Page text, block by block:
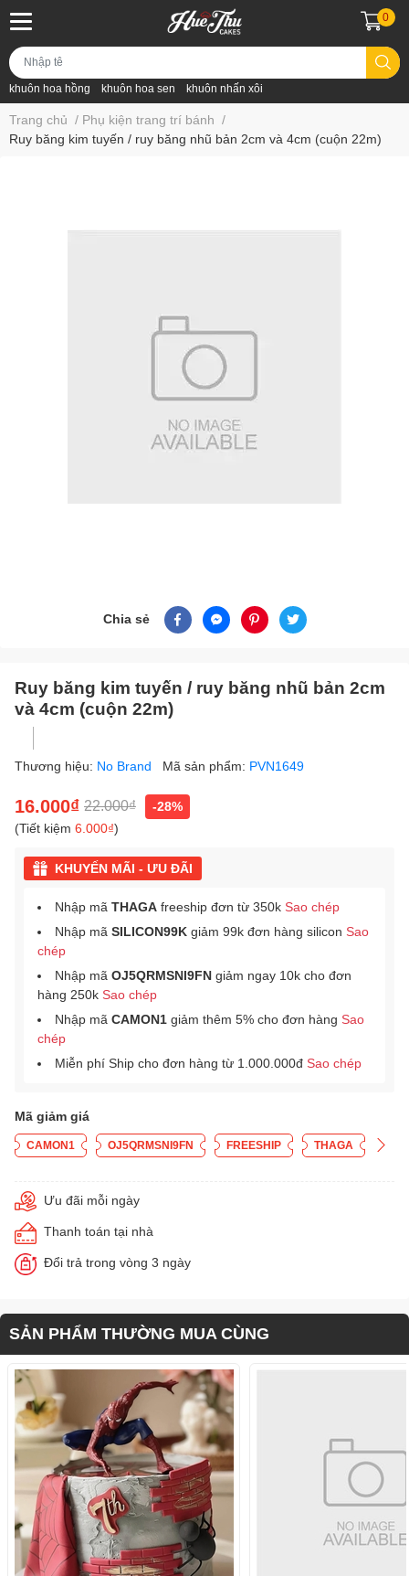
khuôn hoa hồng khuôn hoa sen khuôn nhấn xôi
0
Trang chủ / Phụ kiện trang trí bánh /
Ruy băng kim tuyến / ruy băng nhũ bản 2cm và 4cm (cuộn 22m)
Chia sẻ
Ruy băng kim tuyến / ruy băng nhũ bản 2cm
và 4cm (cuộn 22m)
Thương hiệu: No Brand Mã sản phẩm: PVN1649
16.000₫ 22.000₫
-28%
(Tiết kiệm 6.000₫)
KHUYẾN MÃI - ƯU ĐÃI
Nhập mã THAGA freeship đơn từ 350k Sao chép
Nhập mã SILICON99K giảm 99k đơn hàng silicon Sao
chép
Nhập mã OJ5QRMSNI9FN giảm ngay 10k cho đơn
hàng 250k Sao chép
Nhập mã CAMON1 giảm thêm 5% cho đơn hàng Sao
chép
Miễn phí Ship cho đơn hàng từ 1.000.000đ Sao chép
Mã giảm giá
CAMON1 OJ5QRMSNI9FN FREESHIP THAGA
Ưu đãi mỗi ngày
Thanh toán tại nhà
Đổi trả trong vòng 3 ngày
SẢN PHẨM THƯỜNG MUA CÙNG